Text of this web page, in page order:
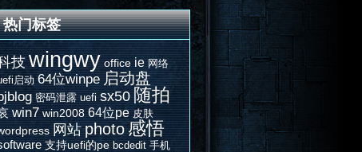
热门标签
技 wingwy office ie 网络
启动 64位winpe 启动盘
密码泄露 uefi sx50 随拍
win7 win2008 64位pe 皮肤
网站 photo感悟
支持uefi的pe bcdedit 手机